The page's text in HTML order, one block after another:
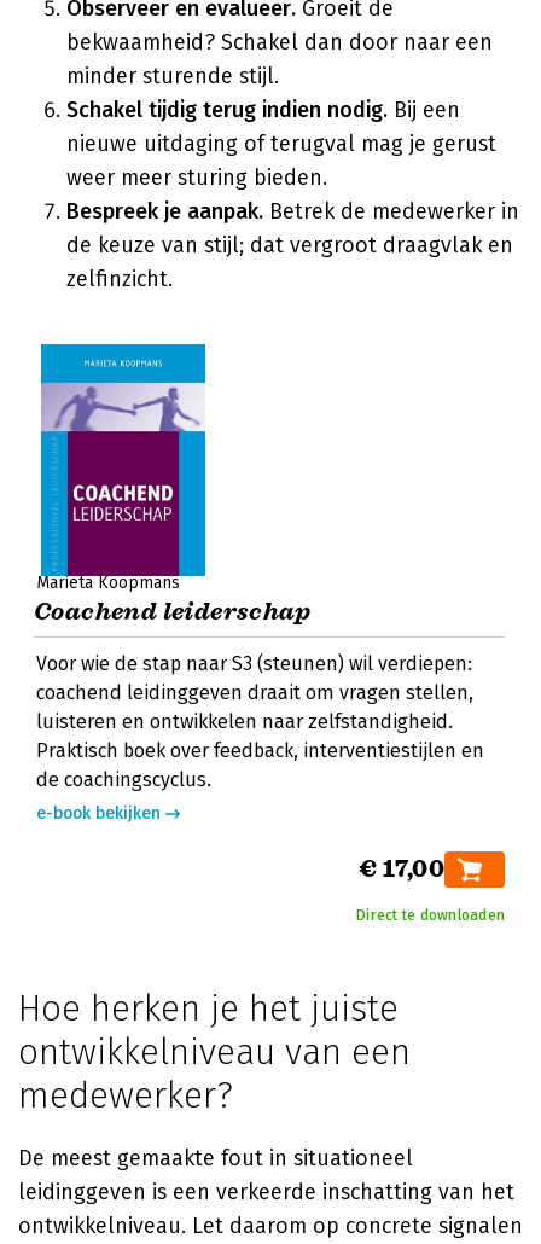
Observeer en evalueer. Groeit de
bekwaamheid? Schakel dan door naar een
minder sturende stijl.
Schakel tijdig terug indien nodig. Bij een
nieuwe uitdaging of terugval mag je gerust
weer meer sturing bieden.
Bespreek je aanpak. Betrek de medewerker in
de keuze van stijl; dat vergroot draagvlak en
zelfinzicht.
Marieta Koopmans
Coachend leiderschap
Voor wie de stap naar S3 (steunen) wil verdiepen:
coachend leidinggeven draait om vragen stellen,
luisteren en ontwikkelen naar zelfstandigheid.
Praktisch boek over feedback, interventiestijlen en
de coachingscyclus.
e-book bekijken
€ 17,00
Direct te downloaden
Hoe herken je het juiste
ontwikkelniveau van een
medewerker?
De meest gemaakte fout in situationeel
leidinggeven is een verkeerde inschatting van het
ontwikkelniveau. Let daarom op concrete signalen